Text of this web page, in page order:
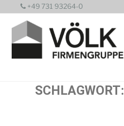
Inhalt
springen
+49 731 93264-0
SCHLAGWORT: